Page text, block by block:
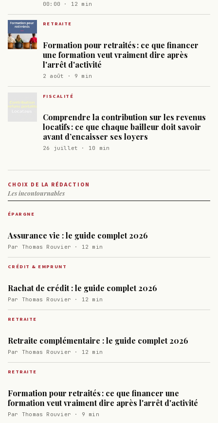
00:00 · 12 min
RETRAITE
Formation pour retraités : ce que financer
une formation veut vraiment dire après
l'arrêt d'activité
2 août · 9 min
FISCALITÉ
Comprendre la contribution sur les revenus
locatifs : ce que chaque bailleur doit savoir
avant d’encaisser ses loyers
26 juillet · 10 min
CHOIX DE LA RÉDACTION
Les incontournables
ÉPARGNE
Assurance vie : le guide complet 2026
Par Thomas Rouvier · 12 min
CRÉDIT & EMPRUNT
Rachat de crédit : le guide complet 2026
Par Thomas Rouvier · 12 min
RETRAITE
Retraite complémentaire : le guide complet 2026
Par Thomas Rouvier · 12 min
RETRAITE
Formation pour retraités : ce que financer une
formation veut vraiment dire après l'arrêt d'activité
Par Thomas Rouvier · 9 min